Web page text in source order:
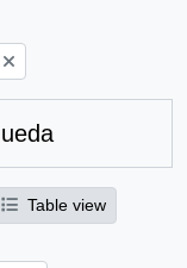
Table view